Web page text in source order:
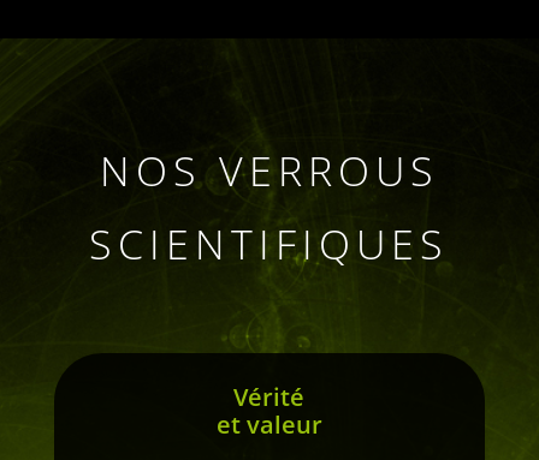
NOS VERROUS
SCIENTIFIQUES
Vérité
et valeur